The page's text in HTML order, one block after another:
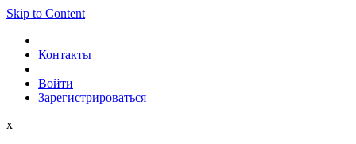
Skip to Content
Контакты
Войти
Зарегистрироваться
x